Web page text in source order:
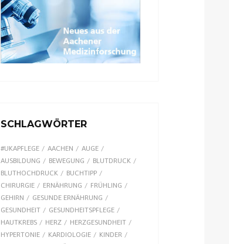
SCHLAGWÖRTER
#UKAPFLEGE AACHEN
AUGE
AUSBILDUNG
BEWEGUNG
BLUTDRUCK
BLUTHOCHDRUCK
BUCHTIPP
CHIRURGIE
ERNÄHRUNG
FRÜHLING
GEHIRN
GESUNDE ERNÄHRUNG
GESUNDHEIT
GESUNDHEITSPFLEGE
HAUTKREBS
HERZ
HERZGESUNDHEIT
HYPERTONIE
KARDIOLOGIE
KINDER